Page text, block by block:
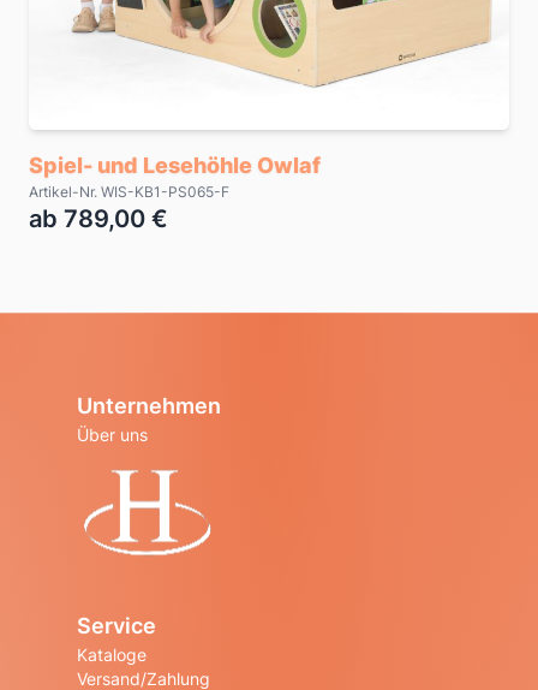
Spiel- und Lesehöhle Owlaf
Artikel-Nr. WIS-KB1-PS065-F
ab 789,00 €
Unternehmen
Über uns
Service
Kataloge
Versand/Zahlung